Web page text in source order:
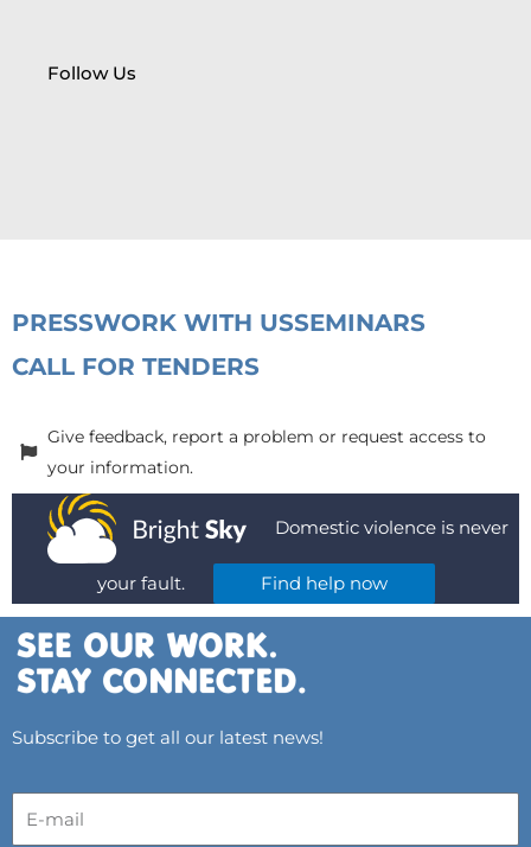
Follow Us
PRESSWORK WITH USSEMINARS
CALL FOR TENDERS
Give feedback, report a problem or request access to
your information.
Domestic violence is never
your fault. Find help now
Subscribe to get all our latest news!